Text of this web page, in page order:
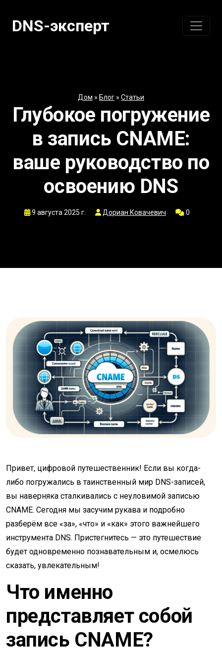
содержанию
DNS-эксперт
Дом » Блог » Статьи
Глубокое погружение
в запись CNAME:
ваше руководство по
освоению DNS
9 августа 2025 г. Дориан Ковачевич 0
Привет, цифровой путешественник! Если вы когда-
либо погружались в таинственный мир DNS-записей,
вы наверняка сталкивались с неуловимой записью
CNAME. Сегодня мы засучим рукава и подробно
разберём все «за», «что» и «как» этого важнейшего
инструмента DNS. Пристегнитесь — это путешествие
будет одновременно познавательным и, осмелюсь
сказать, увлекательным!
Что именно
представляет собой
запись CNAME?